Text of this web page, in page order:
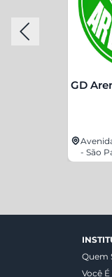
GD
- São
Quem
Você